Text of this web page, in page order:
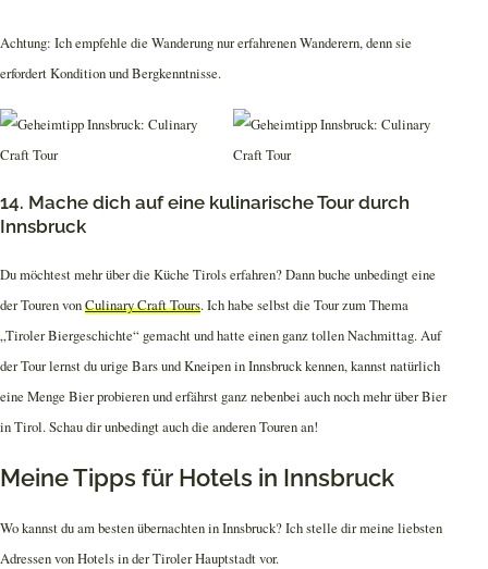
Achtung: Ich empfehle die Wanderung nur erfahrenen Wanderern, denn sie
erfordert Kondition und Bergkenntnisse.
14. Mache dich auf eine kulinarische Tour durch
Innsbruck
Du möchtest mehr über die Küche Tirols erfahren? Dann buche unbedingt eine
der Touren vonCulinary Craft Tours. Ich habe selbst die Tour zum Thema
„Tiroler Biergeschichte“ gemacht und hatte einen ganz tollen Nachmittag. Auf
der Tour lernst du urige Bars und Kneipen in Innsbruck kennen, kannst natürlich
eine Menge Bier probieren und erfährst ganz nebenbei auch noch mehr über Bier
in Tirol. Schau dir unbedingt auch die anderen Touren an!
Meine Tipps für Hotels in Innsbruck
Wo kannst du am besten übernachten in Innsbruck? Ich stelle dir meine liebsten
Adressen von Hotels in der Tiroler Hauptstadt vor.